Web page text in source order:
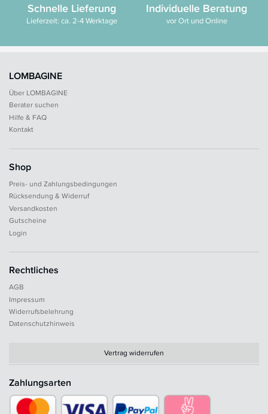
Schnelle Lieferung
Lieferzeit: ca. 2-4 Werktage
Individuelle Beratung
vor Ort und Online
LOMBAGINE
Über LOMBAGINE
Berater suchen
Hilfe & FAQ
Kontakt
Shop
Preis- und Zahlungsbedingungen
Rücksendung & Widerruf
Versandkosten
Gutscheine
Login
Rechtliches
AGB
Impressum
Widerrufsbelehrung
Datenschutzhinweis
Vertrag widerrufen
Zahlungsarten